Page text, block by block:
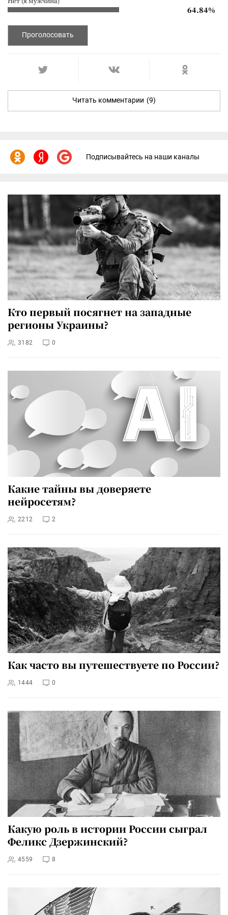
64.84%
Проголосовать
Читать комментарии (9)
Подписывайтесь на наши каналы
Кто первый посягнет на западные
регионы Украины?
3182 0
Какие тайны вы доверяете
нейросетям?
2212 2
Как часто вы путешествуете по России?
1444 0
Какую роль в истории России сыграл
Феликс Дзержинский?
4559 8